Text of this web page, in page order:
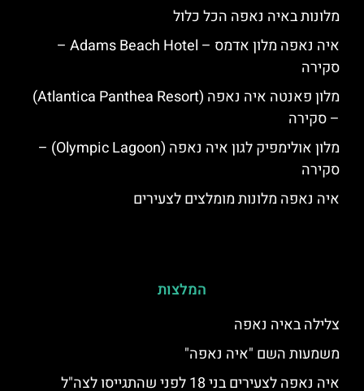
מלונות באיה נאפה הכל כלול
איה נאפה מלון אדמס – Adams Beach Hotel –
סקירה
מלון פאנטה איה נאפה (Atlantica Panthea Resort)
– סקירה
מלון אולימפיק לגון איה נאפה (Olympic Lagoon) –
סקירה
איה נאפה מלונות מומלצים לצעירים
המלצות
צלילה באיה נאפה
משמעות השם "איה נאפה"
איה נאפה לצעירים בני 18 לפני שהתגייסו לצה"ל